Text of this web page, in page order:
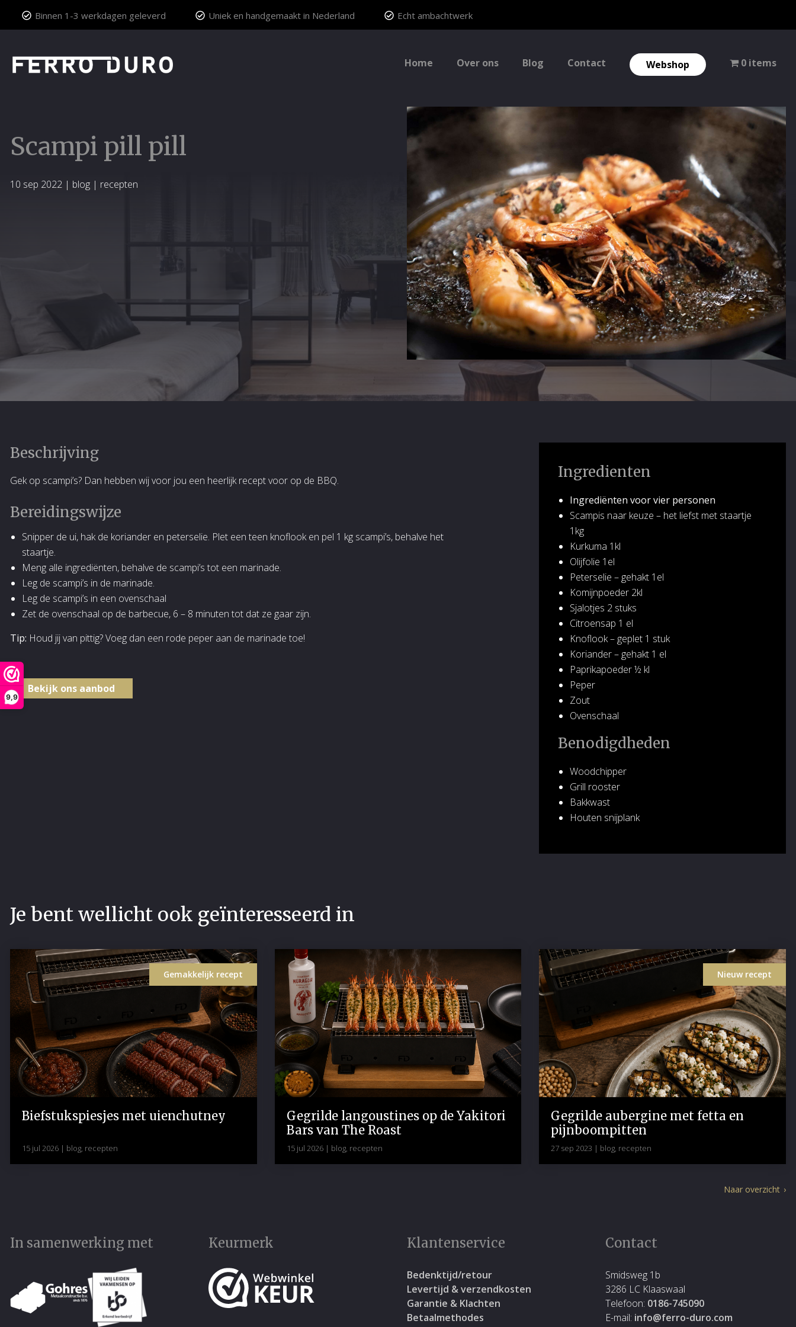
9,9
Binnen 1-3 werkdagen geleverd Uniek en handgemaakt in Nederland Echt ambachtwerk
Home Over ons Blog Contact Webshop 0 items
Scampi pill pill
10 sep 2022 | blog | recepten
Beschrijving
Gek op scampi’s? Dan hebben wij voor jou een heerlijk recept voor op de BBQ.
Bereidingswijze
Snipper de ui, hak de koriander en peterselie. Plet een teen knoflook en pel 1 kg scampi’s, behalve het
staartje.
Meng alle ingrediënten, behalve de scampi’s tot een marinade.
Leg de scampi’s in de marinade.
Leg de scampi’s in een ovenschaal
Zet de ovenschaal op de barbecue, 6 – 8 minuten tot dat ze gaar zijn.
Tip: Houd jij van pittig? Voeg dan een rode peper aan de marinade toe!
Bekijk ons aanbod
Ingredienten
Ingrediënten voor vier personen
Scampis naar keuze – het liefst met staartje
1kg
Kurkuma 1kl
Olijfolie 1el
Peterselie – gehakt 1el
Komijnpoeder 2kl
Sjalotjes 2 stuks
Citroensap 1 el
Knoflook – geplet 1 stuk
Koriander – gehakt 1 el
Paprikapoeder ½ kl
Peper
Zout
Ovenschaal
Benodigdheden
Woodchipper
Grill rooster
Bakkwast
Houten snijplank
Je bent wellicht ook geïnteresseerd in
Gemakkelijk recept
Biefstukspiesjes met uienchutney
15 jul 2026 | blog, recepten
Gegrilde langoustines op de Yakitori
Bars van The Roast
15 jul 2026| blog, recepten
Nieuw recept
Gegrilde aubergine met fetta en
pijnboompitten
27 sep 2023 | blog, recepten
Naar overzicht
In samenwerking met Keurmerk Klantenservice
Bedenktijd/retour
Levertijd & verzendkosten
Garantie & Klachten
Betaalmethodes
Contact
Smidsweg 1b
3286 LC Klaaswaal
Telefoon: 0186-745090
E-mail: info@ferro-duro.com